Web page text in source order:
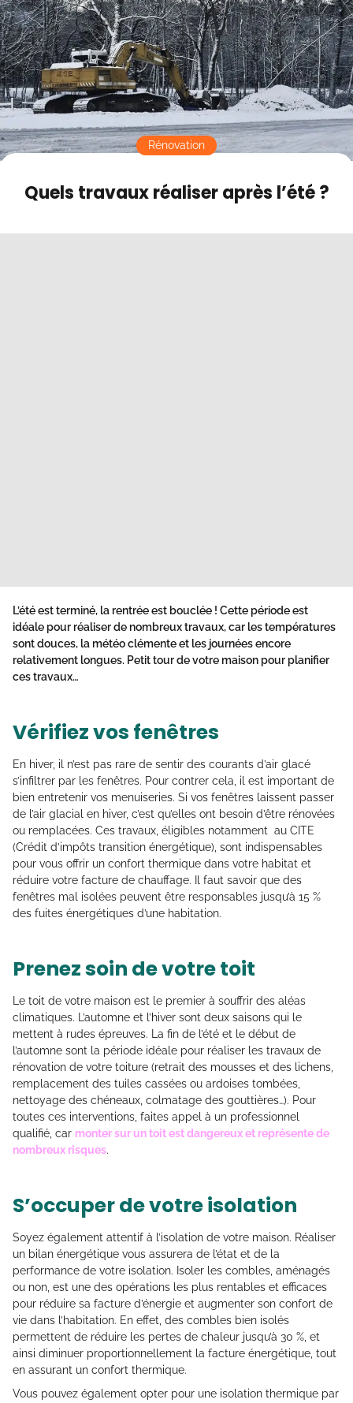
Contact
Mode sombre
Quels travaux réaliser après l’été ?
Rénovation
L’été est terminé, la rentrée est bouclée ! Cette période est
idéale pour réaliser de nombreux travaux, car les températures
sont douces, la météo clémente et les journées encore
relativement longues. Petit tour de votre maison pour planifier
ces travaux…
Vérifiez vos fenêtres
En hiver, il n’est pas rare de sentir des courants d’air glacé
s’infiltrer par les fenêtres. Pour contrer cela, il est important de
bien entretenir vos menuiseries. Si vos fenêtres laissent passer
de l’air glacial en hiver, c’est qu’elles ont besoin d’être rénovées
ou remplacées. Ces travaux, éligibles notamment au CITE
(Crédit d’impôts transition énergétique), sont indispensables
pour vous offrir un confort thermique dans votre habitat et
réduire votre facture de chauffage. Il faut savoir que des
fenêtres mal isolées peuvent être responsables jusqu’à 15 %
des fuites énergétiques d’une habitation.
Prenez soin de votre toit
Le toit de votre maison est le premier à souffrir des aléas
climatiques. L’automne et l’hiver sont deux saisons qui le
mettent à rudes épreuves. La fin de l’été et le début de
l’automne sont la période idéale pour réaliser les travaux de
rénovation de votre toiture (retrait des mousses et des lichens,
remplacement des tuiles cassées ou ardoises tombées,
nettoyage des chéneaux, colmatage des gouttières…). Pour
toutes ces interventions, faites appel à un professionnel
qualifié, car monter sur un toit est dangereux et représente de
nombreux risques.
S’occuper de votre isolation
Soyez également attentif à l’isolation de votre maison. Réaliser
un bilan énergétique vous assurera de l’état et de la
performance de votre isolation. Isoler les combles, aménagés
ou non, est une des opérations les plus rentables et efficaces
pour réduire sa facture d’énergie et augmenter son confort de
vie dans l’habitation. En effet, des combles bien isolés
permettent de réduire les pertes de chaleur jusqu’à 30 %, et
ainsi diminuer proportionnellement la facture énergétique, tout
en assurant un confort thermique.
Vous pouvez également opter pour une isolation thermique par